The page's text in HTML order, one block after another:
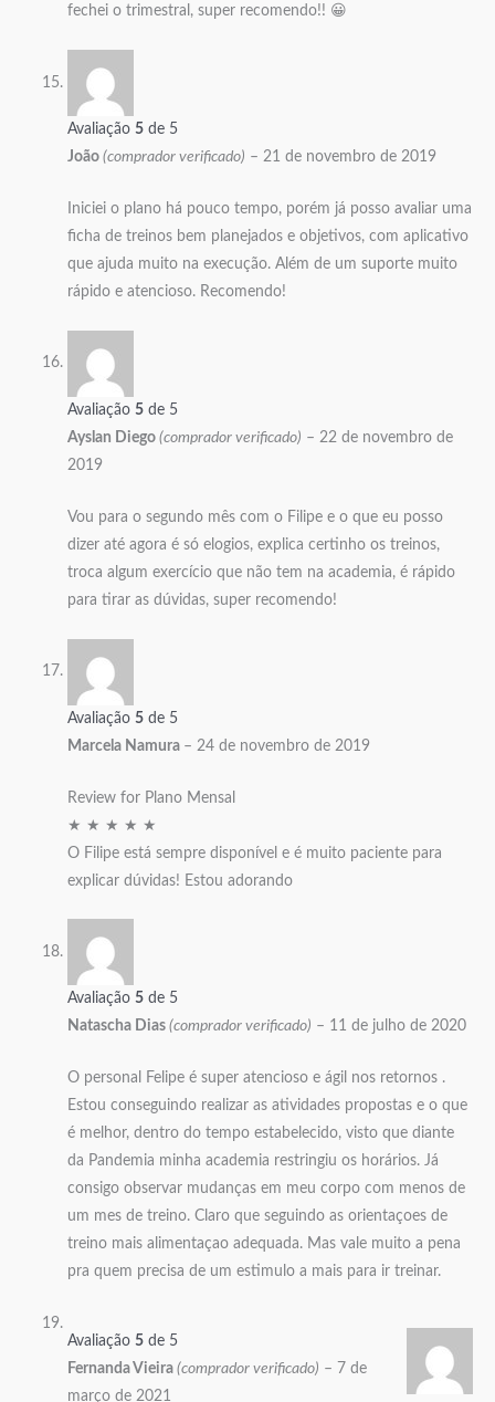
fechei o trimestral, super recomendo!! 😀
Avaliação5 de 5
João(comprador verificado) – 21 de novembro de 2019
Iniciei o plano há pouco tempo, porém já posso avaliar uma
ficha de treinos bem planejados e objetivos, com aplicativo
que ajuda muito na execução. Além de um suporte muito
rápido e atencioso. Recomendo!
Avaliação5 de 5
Ayslan Diego(comprador verificado) – 22 de novembro de
2019
Vou para o segundo mês com o Filipe e o que eu posso
dizer até agora é só elogios, explica certinho os treinos,
troca algum exercício que não tem na academia, é rápido
para tirar as dúvidas, super recomendo!
Avaliação5 de 5
Marcela Namura – 24 de novembro de 2019
Review for Plano Mensal
★ ★ ★ ★ ★
O Filipe está sempre disponível e é muito paciente para
explicar dúvidas! Estou adorando
Avaliação5 de 5
Natascha Dias(comprador verificado) – 11 de julho de 2020
O personal Felipe é super atencioso e ágil nos retornos .
Estou conseguindo realizar as atividades propostas e o que
é melhor, dentro do tempo estabelecido, visto que diante
da Pandemia minha academia restringiu os horários. Já
consigo observar mudanças em meu corpo com menos de
um mes de treino. Claro que seguindo as orientaçoes de
treino mais alimentaçao adequada. Mas vale muito a pena
pra quem precisa de um estimulo a mais para ir treinar.
Avaliação5 de 5
Fernanda Vieira(comprador verificado) – 7 de
março de 2021